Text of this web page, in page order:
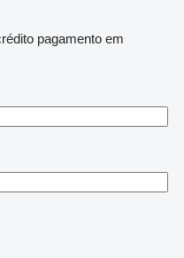
pagamento em